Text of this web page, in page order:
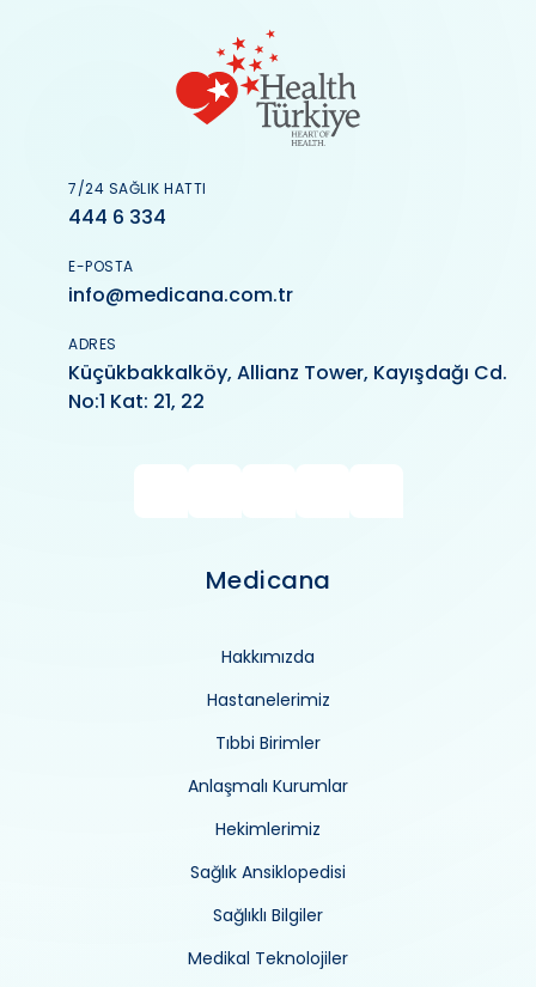
7/24 SAĞLIK HATTI
444 6 334
E-POSTA
info@medicana.com.tr
ADRES
Küçükbakkalköy, Allianz Tower, Kayışdağı Cd.
No:1 Kat: 21, 22
Medicana
Hakkımızda
Hastanelerimiz
Tıbbi Birimler
Anlaşmalı Kurumlar
Hekimlerimiz
Sağlık Ansiklopedisi
Sağlıklı Bilgiler
Medikal Teknolojiler